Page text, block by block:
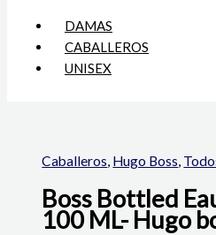
DAMAS
CABALLEROS
UNISEX
Caballeros, Hugo Boss,
Boss Bottled
100 ML- Hugo